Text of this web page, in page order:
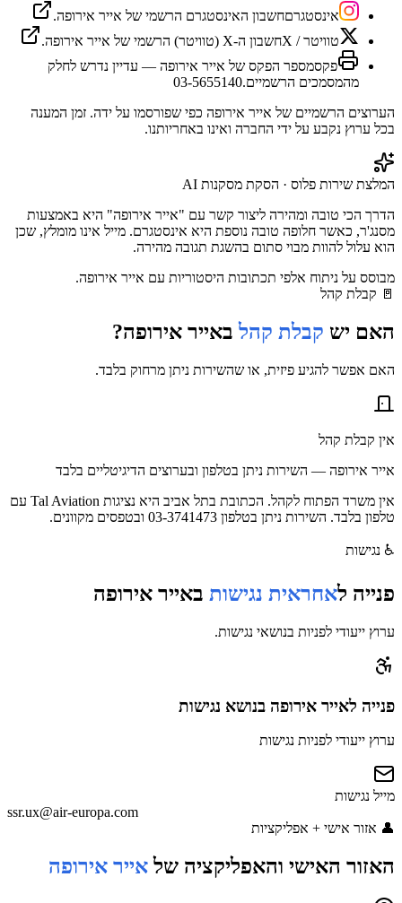
אינסטגרםחשבון האינסטגרם הרשמי של אייר אירופה.
טוויטר / X
חשבון ה-X (טוויטר) הרשמי של אייר אירופה.
פקסמספר הפקס של אייר אירופה — עדיין נדרש לחלק
מהמסמכים הרשמיים.03-5655140
הערוצים הרשמיים של אייר אירופה כפי שפורסמו על ידה. זמן המענה
בכל ערוץ נקבע על ידי החברה ואינו באחריותנו.
המלצת שירות פלוס · הסקת מסקנות AI
הדרך הכי טובה ומהירה ליצור קשר עם "אייר אירופה" היא באמצעות
מסנג'ר, כאשר חלופה טובה נוספת היא אינסטגרם. מייל אינו מומלץ, שכן
הוא עלול להוות מבוי סתום בהשגת תגובה מהירה.
מבוסס על ניתוח אלפי תכתובות היסטוריות עם אייר אירופה.
🚪 קבלת קהל
האם יש קבלת קהל באייר אירופה?
האם אפשר להגיע פיזית, או שהשירות ניתן מרחוק בלבד.
אין קבלת קהל
אייר אירופה — השירות ניתן בטלפון ובערוצים הדיגיטליים בלבד
אין משרד הפתוח לקהל. הכתובת בתל אביב היא נציגות Tal Aviation עם
טלפון בלבד. השירות ניתן בטלפון 03-3741473 ובטפסים מקוונים.
♿ נגישות
פנייה לאחראית נגישות באייר אירופה
ערוץ ייעודי לפניות בנושאי נגישות.
פנייה לאייר אירופה בנושא נגישות
ערוץ ייעודי לפניות נגישות
מייל נגישות
ssr.ux@air-europa.com
👤 אזור אישי + אפליקציות
האזור האישי והאפליקציה של אייר אירופה